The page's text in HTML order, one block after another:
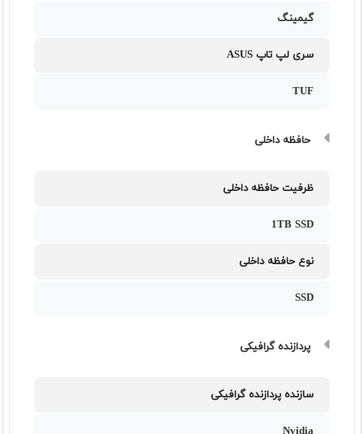
گیمینگ
سری لپ تاپ ASUS
TUF
حافظه داخلی
ظرفیت حافظه داخلی
1TB SSD
نوع حافظه داخلی
SSD
پردازنده گرافیکی
سازنده پردازنده گرافیکی